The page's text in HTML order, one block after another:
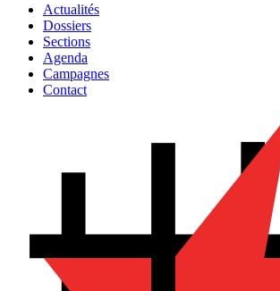
Actualités
Dossiers
Sections
Agenda
Campagnes
Contact